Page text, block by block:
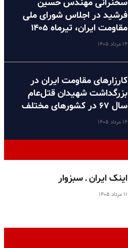
سخنرانی مهندس حسین
فرشید در اجلاس شورای ملی
مقاومت ایران، تیرماه ۱۴۰۵
۱۴ مرداد ۱۴۰۵
کارزارهای مقاومت ایران در
بزرگداشت شهیدان قتل‌عام
سال ۶۷ در کشورهای مختلف
۱۴ مرداد ۱۴۰۵
اینک ایران ـ سبزوار
۱۱ مرداد ۱۴۰۵